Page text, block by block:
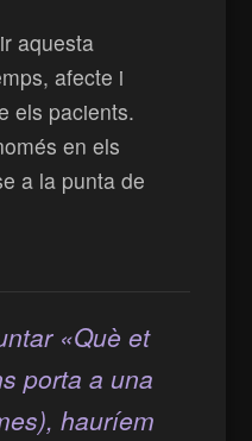
aquesta
afecte i
els pacients.
en els
a la punta de
«Què et
porta a una
hauríem